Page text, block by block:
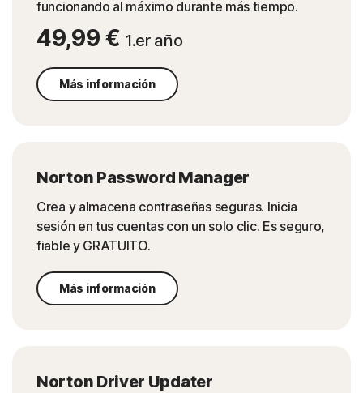
funcionando al máximo durante más tiempo.
49,99 € 1.er año
Más información
Norton Password Manager
Crea y almacena contraseñas seguras. Inicia
sesión en tus cuentas con un solo clic. Es seguro,
fiable y GRATUITO.
Más información
Norton Driver Updater